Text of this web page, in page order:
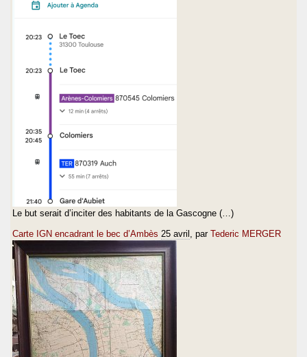
Le but serait d’inciter des habitants de la Gascogne (…)
Carte IGN encadrant le bec d’Ambès 25 avril , par Tederic MERGER